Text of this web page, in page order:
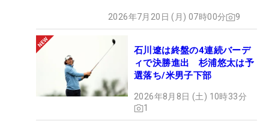
2026年7月20日 (月) 07時00分 9
石川遼は終盤の4連続バーデ
ィで決勝進出 杉浦悠太は予
選落ち/米男子下部
2026年8月8日 (土) 10時33分
1